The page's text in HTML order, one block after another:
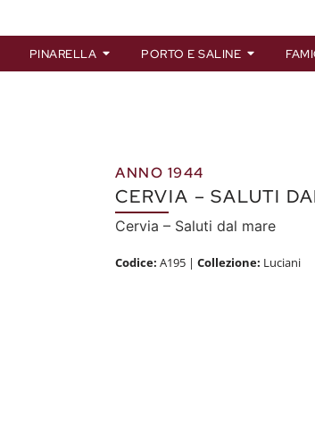
PINARELLA PORTO E SALINE
ANNO 1944
CERVIA – SALUTI
Cervia – Saluti dal mare
Codice: A195 | Collezione: Luciani